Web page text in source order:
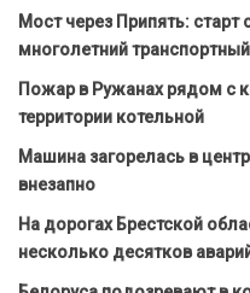
Мост через Припять:
многолетний
Пожар в Ружанах рядом с
территории котельной
Машина загорелась в
внезапно
На дорогах Брестской
несколько десятков